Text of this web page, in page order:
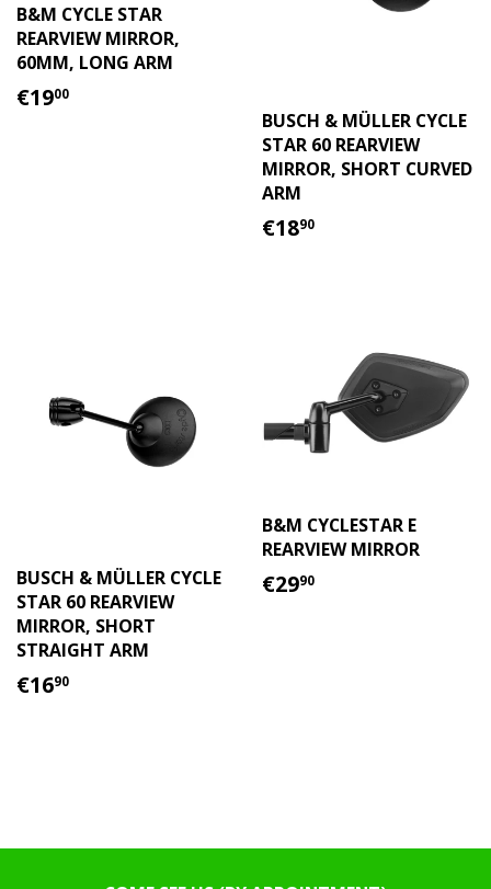
B&M CYCLE STAR
REARVIEW MIRROR,
60MM, LONG ARM
REGULAR
€1900
BUSCH & MÜLLER CYCLE
STAR 60 REARVIEW
MIRROR, SHORT CURVED
ARM
REGULAR
€1890
BUSCH & MÜLLER CYCLE
STAR 60 REARVIEW
MIRROR, SHORT
STRAIGHT ARM
REGULAR
€1690
B&M CYCLESTAR E
REARVIEW MIRROR
REGULAR
€2990